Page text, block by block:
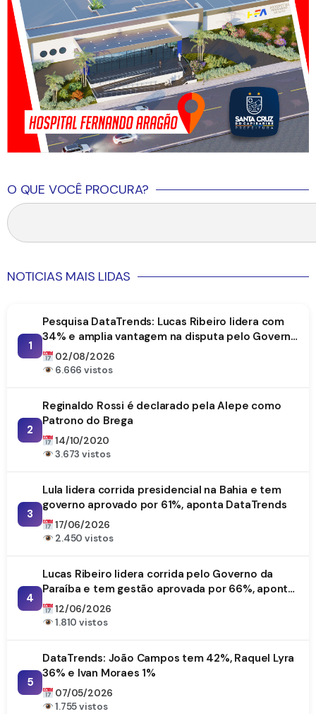
O QUE VOCÊ PROCURA?
NOTICIAS MAIS LIDAS
1
Pesquisa DataTrends: Lucas Ribeiro lidera com
34% e amplia vantagem na disputa pelo Governo
da Paraíba
02/08/2026
6.666 vistos
2
Reginaldo Rossi é declarado pela Alepe como
Patrono do Brega
14/10/2020
3.673 vistos
3
Lula lidera corrida presidencial na Bahia e tem
governo aprovado por 61%, aponta DataTrends
17/06/2026
2.450 vistos
4
Lucas Ribeiro lidera corrida pelo Governo da
Paraíba e tem gestão aprovada por 66%, aponta
DataTrends
12/06/2026
1.810 vistos
5
DataTrends: João Campos tem 42%, Raquel Lyra
36% e Ivan Moraes 1%
07/05/2026
1.755 vistos